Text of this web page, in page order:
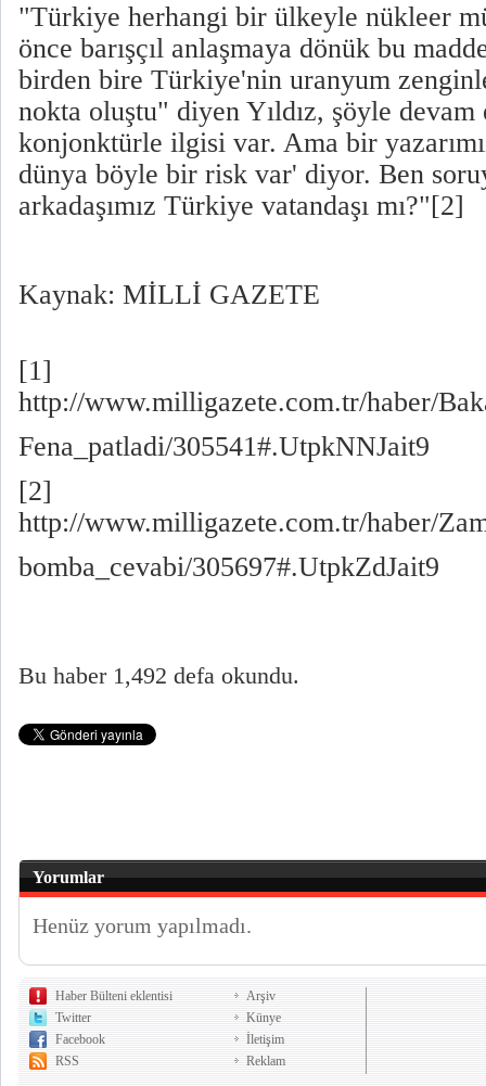
"Türkiye herhangi bir ülkeyle nükleer
önce barışçıl anlaşmaya dönük bu
birden bire Türkiye'nin uranyum
nokta oluştu" diyen Yıldız, şöyle
konjonktürle ilgisi var. Ama bir
dünya böyle bir risk var' diyor. Ben
arkadaşımız Türkiye vatandaşı mı?"[2]
Kaynak: MİLLİ GAZETE
[1]
http://www.milligazete.com.tr/haber/
Fena_patladi/305541#.UtpkNNJait9
[2]
http://www.milligazete.com.tr/haber/
bomba_cevabi/305697#.UtpkZdJait9
Bu haber 1,492 defa okundu.
Yorumlar
Henüz yorum yapılmadı.
Haber Bülteni eklentisi
Twitter
Facebook
RSS
Arşiv
Künye
İletişim
Reklam